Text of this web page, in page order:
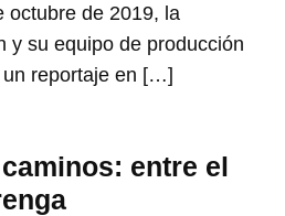
octubre de 2019, la
y su equipo de producción
reportaje en […]
entre el